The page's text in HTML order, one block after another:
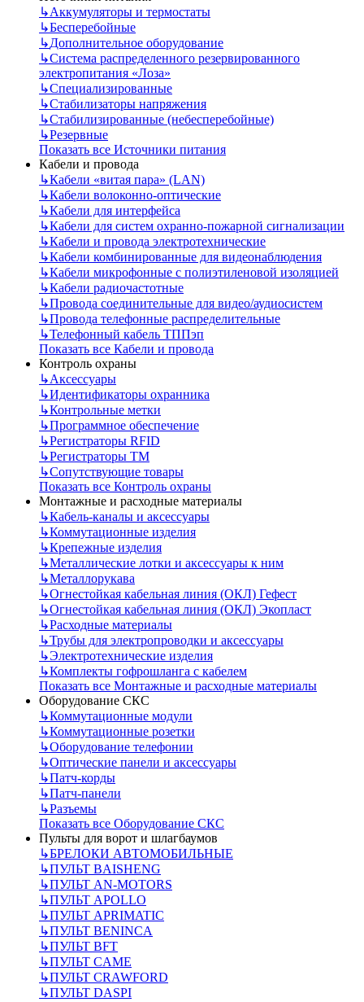
↳Аккумуляторы и термостаты
↳Бесперебойные
↳Дополнительное оборудование
↳Система распределенного резервированного
электропитания «Лоза»
↳Специализированные
↳Стабилизаторы напряжения
↳Стабилизированные (небесперебойные)
↳Резервные
Показать все Источники питания
Кабели и провода
↳Кабели «витая пара» (LAN)
↳Кабели волоконно-оптические
↳Кабели для интерфейса
↳Кабели для систем охранно-пожарной сигнализации
↳Кабели и провода электротехнические
↳Кабели комбинированные для видеонаблюдения
↳Кабели микрофонные с полиэтиленовой изоляцией
↳Кабели радиочастотные
↳Провода соединительные для видео/аудиосистем
↳Провода телефонные распределительные
↳Телефонный кабель ТППэп
Показать все Кабели и провода
Контроль охраны
↳Аксессуары
↳Идентификаторы охранника
↳Контрольные метки
↳Программное обеспечение
↳Регистраторы RFID
↳Регистраторы ТМ
↳Сопутствующие товары
Показать все Контроль охраны
Монтажные и расходные материалы
↳Кабель-каналы и аксессуары
↳Коммутационные изделия
↳Крепежные изделия
↳Металлические лотки и аксессуары к ним
↳Металлорукава
↳Огнестойкая кабельная линия (ОКЛ) Гефест
↳Огнестойкая кабельная линия (ОКЛ) Экопласт
↳Расходные материалы
↳Трубы для электропроводки и аксессуары
↳Электротехнические изделия
↳Комплекты гофрошланга с кабелем
Показать все Монтажные и расходные материалы
Оборудование СКС
↳Коммутационные модули
↳Коммутационные розетки
↳Оборудование телефонии
↳Оптические панели и аксессуары
↳Патч-корды
↳Патч-панели
↳Разъемы
Показать все Оборудование СКС
Пульты для ворот и шлагбаумов
↳БРЕЛОКИ АВТОМОБИЛЬНЫЕ
↳ПУЛЬТ BAISHENG
↳ПУЛЬТ AN-MOTORS
↳ПУЛЬТ APOLLO
↳ПУЛЬТ APRIMATIC
↳ПУЛЬТ BENINCA
↳ПУЛЬТ BFT
↳ПУЛЬТ CAME
↳ПУЛЬТ CRAWFORD
↳ПУЛЬТ DASPI